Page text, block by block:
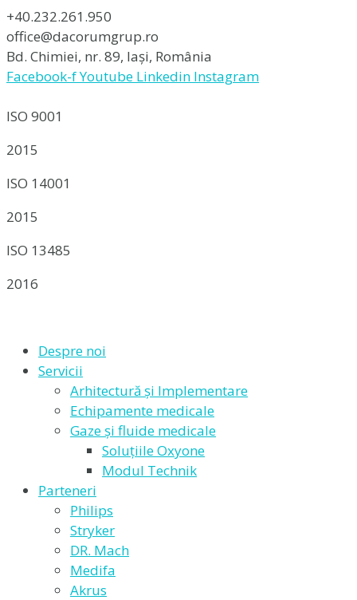
+40.232.261.950
office@dacorumgrup.ro
Bd. Chimiei, nr. 89, Iași, România
Facebook-fYoutube Linkedin Instagram
ISO 9001
2015
ISO 14001
2015
ISO 13485
2016
Despre noi
Servicii
Arhitectură și Implementare
Echipamente medicale
Gaze și fluide medicale
Soluțiile Oxyone
Modul Technik
Parteneri
Philips
Stryker
DR. Mach
Medifa
Akrus